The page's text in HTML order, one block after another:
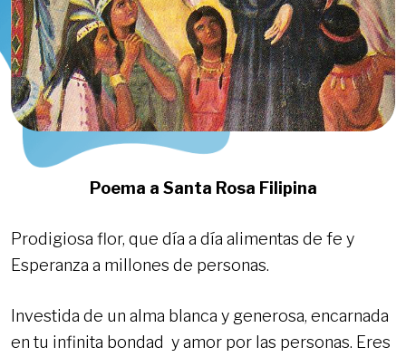
Poema a Santa Rosa Filipina
Prodigiosa flor, que día a día alimentas de fe y
Esperanza a millones de personas.
Investida de un alma blanca y generosa, encarnada
en tu infinita bondad y amor por las personas. Eres